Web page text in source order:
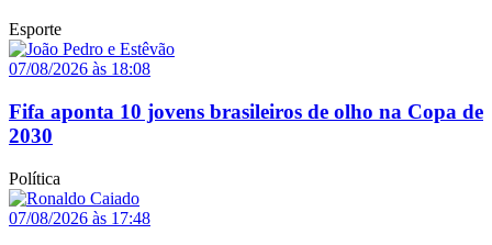
Esporte
07/08/2026 às 18:08
Fifa aponta 10 jovens brasileiros de olho na Copa de
2030
Política
07/08/2026 às 17:48